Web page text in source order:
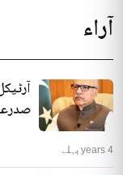
آراء
4 years پہلے